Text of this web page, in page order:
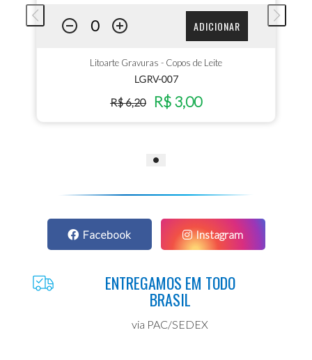
ADICIONAR
Litoarte Gravuras - Copos de Leite
LGRV-007
R$ 6,20 R$ 3,00
Facebook Instagram
ENTREGAMOS EM TODO
BRASIL
via PAC/SEDEX